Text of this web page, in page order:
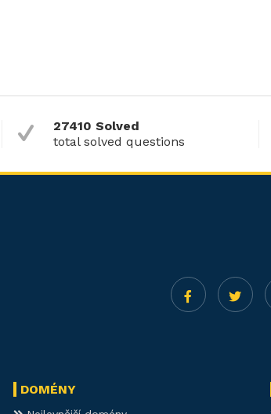
27410 Solved
total solved questions
DOMÉNY